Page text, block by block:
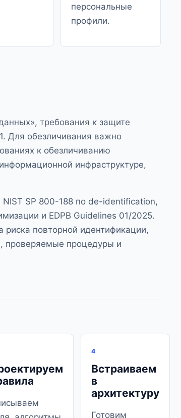
персональные
профили.
, требования к защите
. Для обезличивания важно
к обезличиванию
инфраструктуре,
NIST SP 800-188 по de-identification,
и EDPB Guidelines 01/2025.
повторной идентификации,
проверяемые процедуры и
4
Встраиваем
в
архитектуру
Готовим